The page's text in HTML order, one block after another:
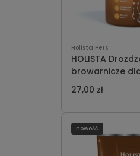
Holista Pets
HOLISTA
browarnicze
200g
27,00 zł
nowość